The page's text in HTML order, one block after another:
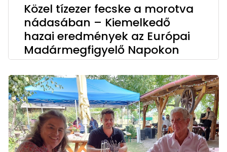
Közel tízezer fecske a morotva
nádasában – Kiemelkedő
hazai eredmények az Európai
Madármegfigyelő Napokon